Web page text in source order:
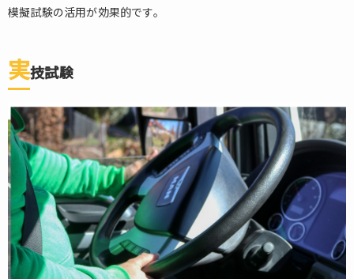
模擬試験の活用が効果的です。
実技試験